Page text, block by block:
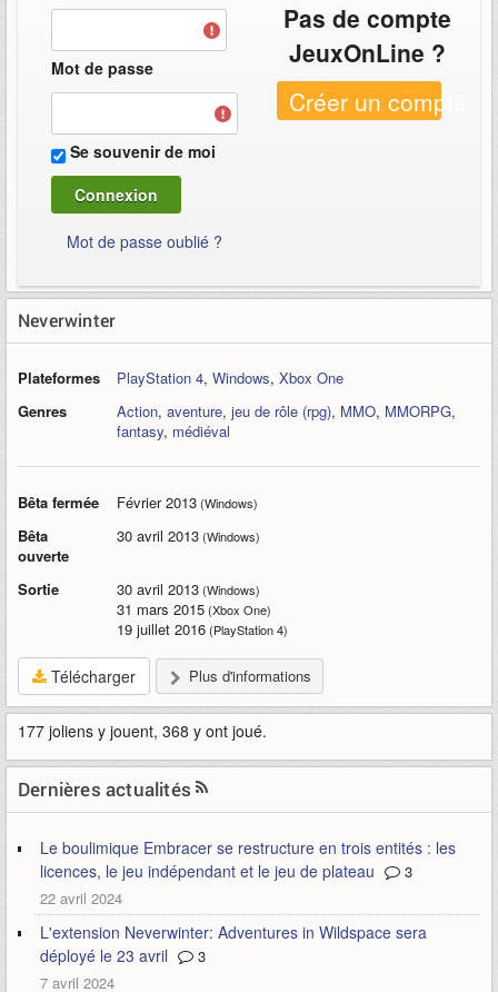
Mot de passe
Se souvenir de moi
Mot de passe oublié ?
Pas de compte
JeuxOnLine ?
Créer un compte
Neverwinter
Plateformes PlayStation 4, Windows, Xbox One
Genres
Action, aventure, jeu de rôle (rpg), MMO, MMORPG,
fantasy, médiéval
Bêta fermée Février 2013(Windows)
Bêta
ouverte
30 avril 2013(Windows)
Sortie 30 avril 2013(Windows)
31 mars 2015(Xbox One)
19 juillet 2016(PlayStation 4)
Télécharger Plus d'informations
177 joliens y jouent, 368 y ont joué.
Dernières actualités
Le boulimique Embracer se restructure en trois entités : les
licences, le jeu indépendant et le jeu de plateau
3
22 avril 2024
L'extension Neverwinter: Adventures in Wildspace sera
déployé le 23 avril
3
7 avril 2024